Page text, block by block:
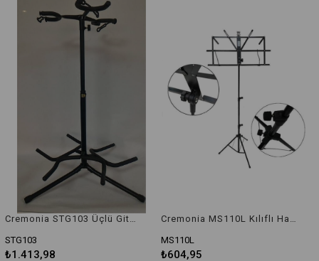
Cremonia STG103 Üçlü Gitar Standı
STG103
₺1.413,98
Cremonia MS110L Kılıflı Hafif Nota Sehpası (0.75 kg)
MS110L
₺604,95